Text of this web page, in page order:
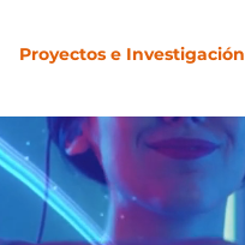
Proyectos e Investigación